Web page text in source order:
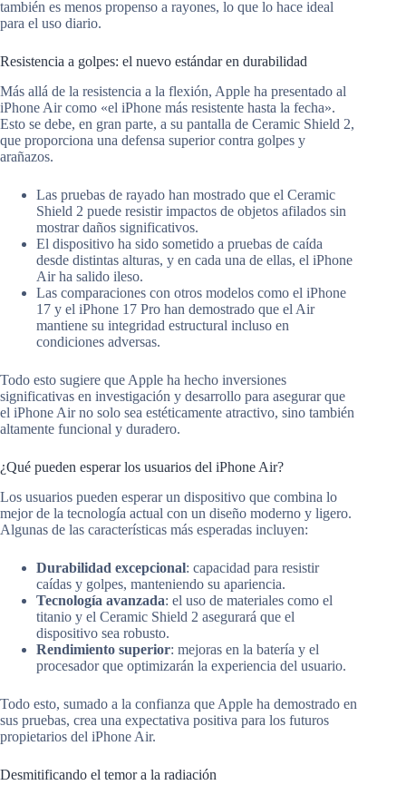
también es menos propenso a rayones, lo que lo hace ideal
para el uso diario.
Resistencia a golpes: el nuevo estándar en durabilidad
Más allá de la resistencia a la flexión, Apple ha presentado al
iPhone Air como «el iPhone más resistente hasta la fecha».
Esto se debe, en gran parte, a su pantalla de Ceramic Shield 2,
que proporciona una defensa superior contra golpes y
arañazos.
Las pruebas de rayado han mostrado que el Ceramic
Shield 2 puede resistir impactos de objetos afilados sin
mostrar daños significativos.
El dispositivo ha sido sometido a pruebas de caída
desde distintas alturas, y en cada una de ellas, el iPhone
Air ha salido ileso.
Las comparaciones con otros modelos como el iPhone
17 y el iPhone 17 Pro han demostrado que el Air
mantiene su integridad estructural incluso en
condiciones adversas.
Todo esto sugiere que Apple ha hecho inversiones
significativas en investigación y desarrollo para asegurar que
el iPhone Air no solo sea estéticamente atractivo, sino también
altamente funcional y duradero.
¿Qué pueden esperar los usuarios del iPhone Air?
Los usuarios pueden esperar un dispositivo que combina lo
mejor de la tecnología actual con un diseño moderno y ligero.
Algunas de las características más esperadas incluyen:
Durabilidad excepcional: capacidad para resistir
caídas y golpes, manteniendo su apariencia.
Tecnología avanzada: el uso de materiales como el
titanio y el Ceramic Shield 2 asegurará que el
dispositivo sea robusto.
Rendimiento superior: mejoras en la batería y el
procesador que optimizarán la experiencia del usuario.
Todo esto, sumado a la confianza que Apple ha demostrado en
sus pruebas, crea una expectativa positiva para los futuros
propietarios del iPhone Air.
Desmitificando el temor a la radiación